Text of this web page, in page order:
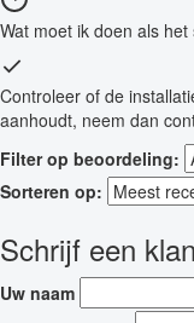
Wat moet ik doen als
Controleer of de
aanhoudt, neem dan
Filter op beoordeling:
Sorteren op:
Schrijf een
Uw naam